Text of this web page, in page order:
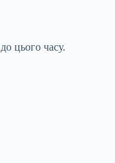
цього часу.